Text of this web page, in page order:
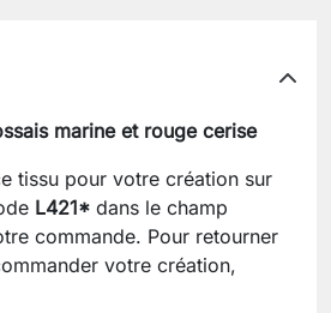
marine et rouge cerise
tissu pour votre création sur
L421* dans le champ
commande. Pour retourner
votre création,